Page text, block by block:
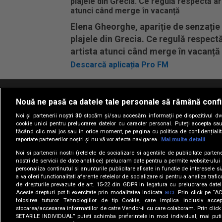
Elena Gheorghe, apariție de senzație
plajele din Grecia. Ce regulă
artista atunci când merge în vacanță
Descarcă aplicația Pro FM
Termeni si conditii Politica de
Nouă ne pasă ca datele tale personale să rămână
Noi și partenerii noștri30stocăm și/sau accesăm informații pe dispozitivul
cookie unici pentru prelucrarea datelor cu caracter personal. Puteți accepta
făcând clic mai jos sau în orice moment, pe pagina cu politica de
raportate partenerilor noștri și nu vă vor afecta navigarea. Mai multe detalii
Noi si partenerii nostri (retelele de socializare si agentiile de publicitate
nostri de servicii de date analitice) prelucram date pentru a permite website-
personaliza continutul si anunturile publicitare afisate in functie de interesele
a va oferi functionalitati aferente retelelor de socializare si pentru a analiza
de drepturile prevazute de art. 15-22 din GDPR in legatura cu prelucrarea
Aceste drepturi pot fi exercitate prin modalitatea indicata aici. Prin click pe
folosirea tuturor Tehnologiilor de tip Cookie, care implica inclusiv
stocarea/accesarea informatiilor de catre Vendor-ii cu care colaboram. Prin click
SETARILE INDIVIDUAL” puteti schimba preferintele in mod individual, mai